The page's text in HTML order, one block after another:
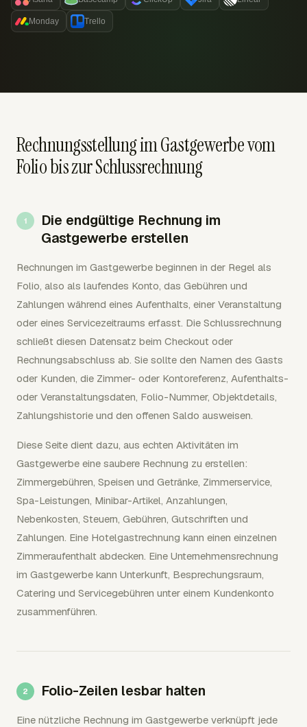
Monday Trello
Rechnungsstellung im Gastgewerbe vom
Folio bis zur Schlussrechnung
Die endgültige Rechnung im
Gastgewerbe erstellen
Rechnungen im Gastgewerbe beginnen in der Regel als
Folio, also als laufendes Konto, das Gebühren und
Zahlungen während eines Aufenthalts, einer Veranstaltung
oder eines Servicezeitraums erfasst. Die Schlussrechnung
schließt diesen Datensatz beim Checkout oder
Rechnungsabschluss ab. Sie sollte den Namen des Gasts
oder Kunden, die Zimmer- oder Kontoreferenz, Aufenthalts-
oder Veranstaltungsdaten, Folio-Nummer, Objektdetails,
Zahlungshistorie und den offenen Saldo ausweisen.
Diese Seite dient dazu, aus echten Aktivitäten im
Gastgewerbe eine saubere Rechnung zu erstellen:
Zimmergebühren, Speisen und Getränke, Zimmerservice,
Spa-Leistungen, Minibar-Artikel, Anzahlungen,
Nebenkosten, Steuern, Gebühren, Gutschriften und
Zahlungen. Eine Hotelgastrechnung kann einen einzelnen
Zimmeraufenthalt abdecken. Eine Unternehmensrechnung
im Gastgewerbe kann Unterkunft, Besprechungsraum,
Catering und Servicegebühren unter einem Kundenkonto
zusammenführen.
Folio-Zeilen lesbar halten
Eine nützliche Rechnung im Gastgewerbe verknüpft jede